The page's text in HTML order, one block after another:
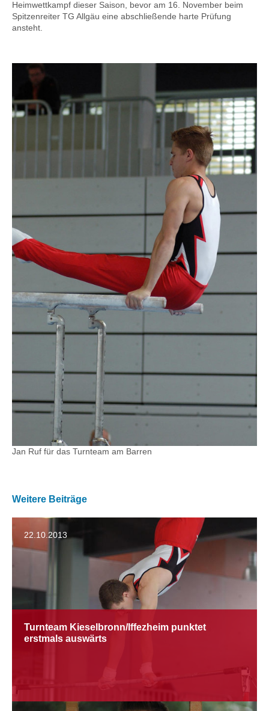
Heimwettkampf dieser Saison, bevor am 16. November beim
Spitzenreiter TG Allgäu eine abschließende harte Prüfung
ansteht.
Jan Ruf für das Turnteam am Barren
Weitere Beiträge
22.10.2013
Turnteam Kieselbronn/Iffezheim punktet
erstmals auswärts